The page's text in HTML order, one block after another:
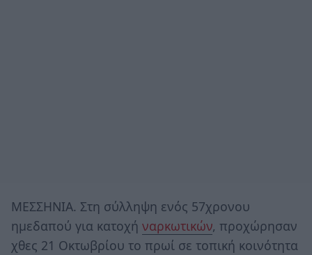
ΜΕΣΣΗΝΙΑ. Στη σύλληψη ενός 57χρονου
ημεδαπού για κατοχή ναρκωτικών, προχώρησαν
χθες 21 Οκτωβρίου το πρωί σε τοπική κοινότητα